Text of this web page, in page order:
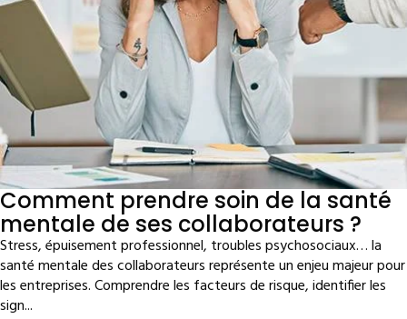
Comment prendre soin de la santé
mentale de ses collaborateurs ?
Stress, épuisement professionnel, troubles psychosociaux… la
santé mentale des collaborateurs représente un enjeu majeur pour
les entreprises. Comprendre les facteurs de risque, identifier les
sign...